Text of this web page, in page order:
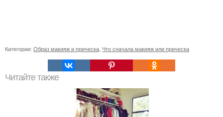
Категории: Образ макияж и прическа Что сначала макияж или прическа
Читайте также